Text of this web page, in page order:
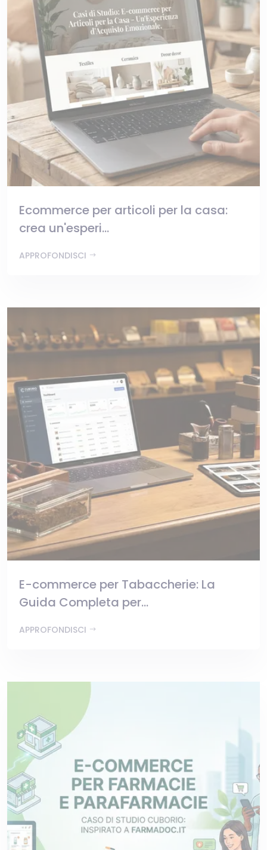
Ecommerce per articoli per la casa:
crea un'esperi...
APPROFONDISCI
E-commerce per Tabaccherie: La
Guida Completa per...
APPROFONDISCI